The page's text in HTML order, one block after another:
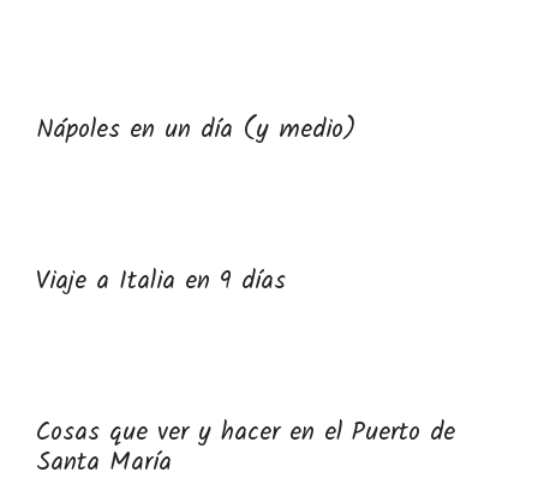
Nápoles en un día (y medio)
Viaje a Italia en 9 días
Cosas que ver y hacer en el Puerto de
Santa María